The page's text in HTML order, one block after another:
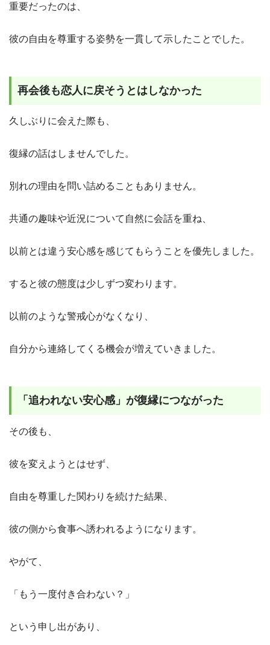
重要だったのは、
彼の自由を尊重する姿勢を一貫して示したことでした。
再会後も恋人に戻そうとはしなかった
久しぶりに会えた際も、
復縁の話はしませんでした。
別れの理由を問い詰めることもありません。
共通の趣味や近況について自然に会話を重ね、
以前とは違う安心感を感じてもらうことを優先しました。
すると彼の態度は少しずつ変わります。
以前のような警戒心がなくなり、
自分から連絡してくる機会が増えていきました。
「追われない安心感」が復縁につながった
その後も、
彼を変えようとはせず、
自由を尊重した関わりを続けた結果、
彼の側から食事へ誘われるようになります。
やがて、
「もう一度付き合わない？」
という申し出があり、